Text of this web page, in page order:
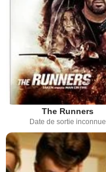
The Runners
Date de sortie inconnue